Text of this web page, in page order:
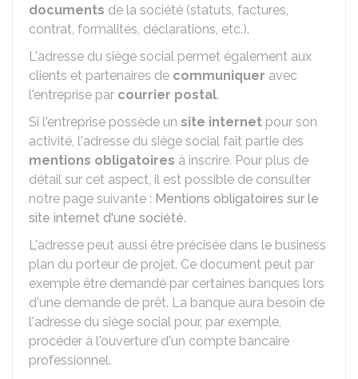
documents de la société (statuts, factures,
contrat, formalités, déclarations, etc.).
L'adresse du siège social permet également aux
clients et partenaires de communiquer avec
l'entreprise par courrier postal.
Si l'entreprise possède un site internet pour son
activité, l'adresse du siège social fait partie des
mentions obligatoires à inscrire. Pour plus de
détail sur cet aspect, il est possible de consulter
notre page suivante : Mentions obligatoires sur le
site internet d'une société.
L'adresse peut aussi être précisée dans le business
plan du porteur de projet. Ce document peut par
exemple être demandé par certaines banques lors
d'une demande de prêt. La banque aura besoin de
l'adresse du siège social pour, par exemple,
procéder à l'ouverture d'un compte bancaire
professionnel.